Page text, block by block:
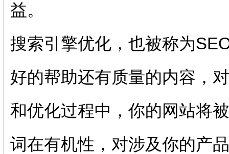
益。
搜索引擎优化，也被称为
好的帮助还有质量的内容，
和优化过程中，你的网站将
词在有机性，对涉及你的产